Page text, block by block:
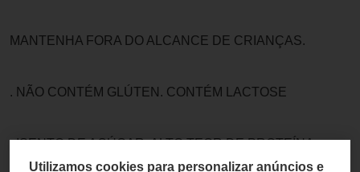
MANTENHA FORA DO ALCANCE DE CRIANÇAS.
. NÃO CONTÉM GLÚTEN. CONTÉM LACTOSE
. ISENTO DE AÇÚCAR. ALTO TEOR DE PROTEÍNA
Utilizamos cookies para personalizar anúncios e